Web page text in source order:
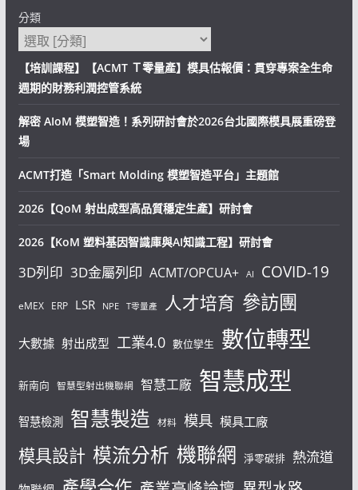
分類
【培訓課程】【ACMT Ｔ零量產】模具估報價：貫穿專案全生命
週期的財務利潤控管系統
解密 AIoM 模塑智造！系列研討會於2026台北國際模具展重磅登
場
ACMT打造「Smart Molding 模塑智造平台」主題館
2026【QoM 射出成型高品質穩定生產】研討會
2026【KoM 塑料基因智識庫與AI知識工程】研討會
3D列印 3D金屬列印 ACMT/OPCUA+ AI COVID-19
eMEX ERP LSR NPE T零量產 人才培育 參訪團
大數據 射出成型 工業4.0 數位孿生 數位轉型
新南向 智慧型射出機聯網 智慧工廠 智慧成型
智慧檢測 智慧製造 材料 模具 模具工廠
模具設計 模流分析 機聯網 淨零碳排 熱流道